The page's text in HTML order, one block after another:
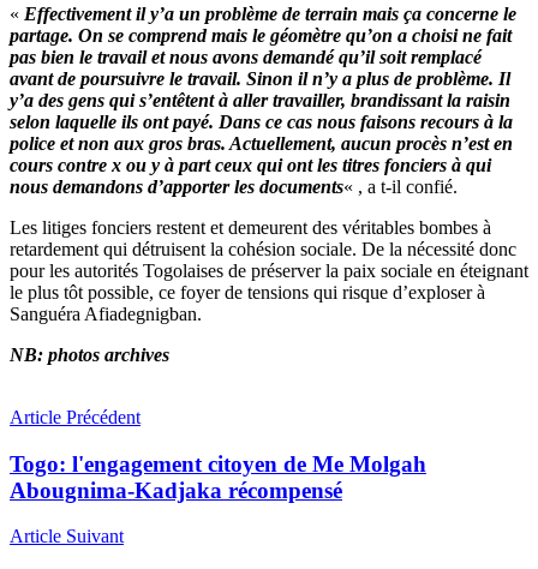
« Effectivement il y’a un problème de terrain mais ça concerne le
partage. On se comprend mais le géomètre qu’on a choisi ne fait
pas bien le travail et nous avons demandé qu’il soit remplacé
avant de poursuivre le travail. Sinon il n’y a plus de problème. Il
y’a des gens qui s’entêtent à aller travailler, brandissant la raisin
selon laquelle ils ont payé. Dans ce cas nous faisons recours à la
police et non aux gros bras. Actuellement, aucun procès n’est en
cours contre x ou y à part ceux qui ont les titres fonciers à qui
nous demandons d’apporter les documents« , a t-il confié.
Les litiges fonciers restent et demeurent des véritables bombes à
retardement qui détruisent la cohésion sociale. De la nécessité donc
pour les autorités Togolaises de préserver la paix sociale en éteignant
le plus tôt possible, ce foyer de tensions qui risque d’exploser à
Sanguéra Afiadegnigban.
NB: photos archives
Article Précédent
Togo: l'engagement citoyen de Me Molgah
Abougnima-Kadjaka récompensé
Article Suivant